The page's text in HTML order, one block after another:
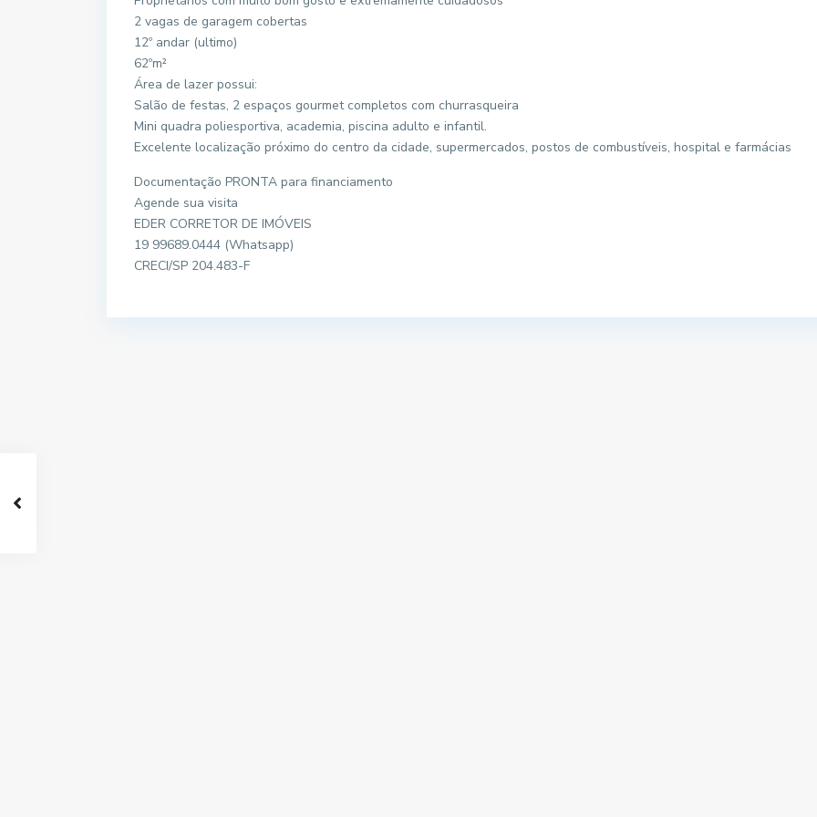
2 vagas de garagem cobertas
12º andar (ultimo)
62ºm²
Área de lazer possui:
Salão de festas, 2 espaços gourmet completos com churrasqueira
Mini quadra poliesportiva, academia, piscina adulto e infantil.
Excelente localização próximo do centro da cidade, supermercados, postos de combustíveis, hospital e farmácias
Documentação PRONTA para financiamento
Agende sua visita
EDER CORRETOR DE IMÓVEIS
19 99689.0444 (Whatsapp)
CRECI/SP 204.483-F